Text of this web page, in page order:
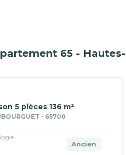
65 -
5 pièces 136 m²
- 65700
Ancien